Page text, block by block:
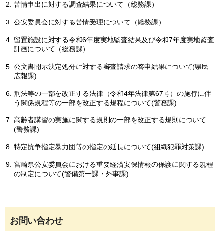
苦情申出に対する調査結果について（総務課）
公安委員会に対する苦情受理について（総務課）
留置施設に対する令和6年度実地監査結果及び令和7年度実地監査
計画について（総務課）
公文書開示決定処分に対する審査請求の答申結果について(県民
広報課)
刑法等の一部を改正する法律（令和4年法律第67号）の施行に伴
う関係規程等の一部を改正する規程について(警務課)
高齢者講習の実施に関する規則の一部を改正する規則について
(警務課)
特定抗争指定暴力団等の指定の延長について(組織犯罪対策課)
宮崎県公安委員会における重要経済安保情報の保護に関する規程
の制定について(警備第一課・外事課)
お問い合わせ